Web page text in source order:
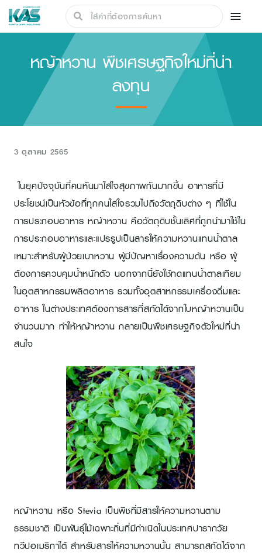
หญ้าหวาน พืชเศรษฐกิจใหม่ที่น่า
ลงทุน
3 ตุลาคม 2565
ในยุคปัจจุบันที่คนหันมาใส่ใจสุขภาพกันมากขึ้น อาหารที่มี
ประโยชน์เป็นหัวข้อที่ทุกคนใส่ใจรวมไปถึงวัตถุดิบต่าง ๆ ที่ใช้ใน
การประกอบอาหาร หญ้าหวาน คือวัตถุดิบชั้นเลิศที่ถูกนำมาใช้ใน
การประกอบอาหารและแปรรูปเป็นสารให้ความหวานแทนน้ำตาล
เหมาะสำหรับผู้ป่วยเบาหวาน ผู้มีปัญหาเรื่องความดัน หรือ ผู้
ต้องการควบคุมน้ำหนักตัว นอกจากนี้ยังใช้ทดแทนน้ำตาลเทียม
ในอุตสาหกรรมผลิตอาหาร รวมทั้งอุตสาหกรรมเครื่องดื่มและ
อาหาร ในต่างประเทศต้องการสารที่สกัดได้จากใบหญ้าหวานเป็น
จำนวนมาก ทำให้หญ้าหวาน กลายเป็นพืชเศรษฐกิจตัวใหม่ที่น่า
สนใจ
หญ้าหวาน หรือ Stevia เป็นพืชที่มีสารให้ความหวานตาม
ธรรมชาติ เป็นพันธุ์ไม้เฉพาะถิ่นที่มีกำเนิดในประเทศปารากวัย
ทวีปอเมริกาใต้ สำหรับสารให้ความหวานนั้น สามารถสกัดได้จาก